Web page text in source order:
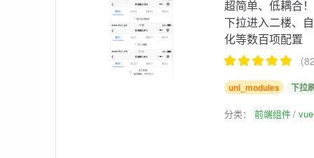
超简单、低耦合
下拉进入二楼、
化等数百项配置
（
uni_modules 下拉
分类：前端组件